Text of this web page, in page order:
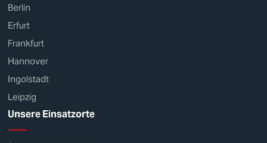
Berlin
Erfurt
Frankfurt
Hannover
Ingolstadt
Leipzig
Unsere Einsatzorte